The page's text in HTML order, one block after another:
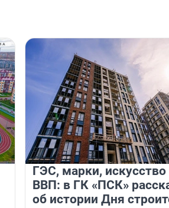
ГЭС, марки, искусство
ВВП: в ГК «ПСК»
об истории Дня